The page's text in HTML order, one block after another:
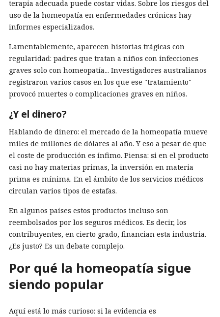
terapia adecuada puede costar vidas. Sobre los riesgos del
uso de la homeopatía en enfermedades crónicas hay
informes especializados.
Lamentablemente, aparecen historias trágicas con
regularidad: padres que tratan a niños con infecciones
graves solo con homeopatía... Investigadores australianos
registraron varios casos en los que ese "tratamiento"
provocó muertes o complicaciones graves en niños.
¿Y el dinero?
Hablando de dinero: el mercado de la homeopatía mueve
miles de millones de dólares al año. Y eso a pesar de que
el coste de producción es ínfimo. Piensa: si en el producto
casi no hay materias primas, la inversión en materia
prima es mínima. En el ámbito de los servicios médicos
circulan varios tipos de estafas.
En algunos países estos productos incluso son
reembolsados por los seguros médicos. Es decir, los
contribuyentes, en cierto grado, financian esta industria.
¿Es justo? Es un debate complejo.
Por qué la homeopatía sigue
siendo popular
Aquí está lo más curioso: si la evidencia es